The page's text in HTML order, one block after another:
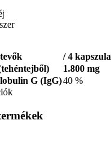
/ 4 kapszula
1.800 mg
G (IgG)40 %